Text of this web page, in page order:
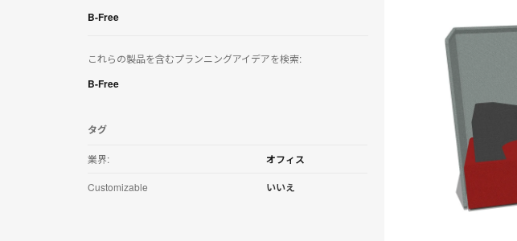
シ
を
ウ
ー
す
B-Free
これらの製品を含むプランニングアイデアを検索:
B-Free
タグ
業界: オフィス
Customizable いいえ